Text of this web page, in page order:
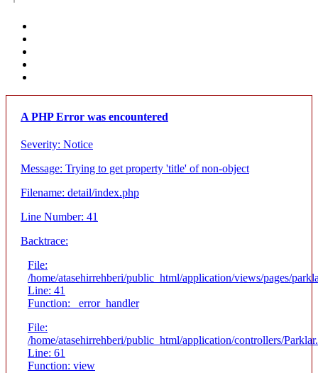
A PHP Error was encountered
Severity: Notice
Message: Trying to get property 'title' of non-object
Filename: detail/index.php
Line Number: 41
Backtrace:
File:
/home/atasehirrehberi/public_html/application/views/pages/
Line: 41
Function: _error_handler
File:
/home/atasehirrehberi/public_html/application/controllers/
Line: 61
Function: view